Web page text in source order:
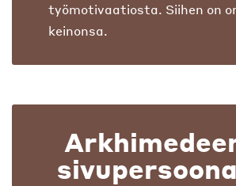
työmotivaatiosta. Siihen on
keinonsa.